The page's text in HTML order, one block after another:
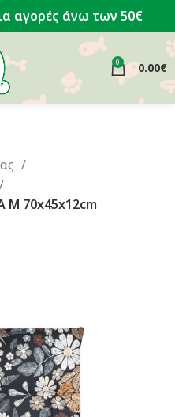
αγορές άνω των 50€
0 0.00€
M 70x45x12cm